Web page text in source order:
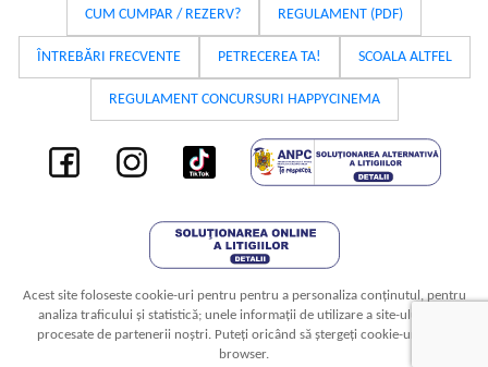
CUM CUMPAR / REZERV? REGULAMENT (PDF)
ÎNTREBĂRI FRECVENTE PETRECEREA TA! SCOALA ALTFEL
REGULAMENT CONCURSURI HAPPYCINEMA
Acest site foloseste cookie-uri pentru pentru a personaliza conținutul, pentru
analiza traficului și statistică; unele informații de utilizare a site-ului sunt
procesate de partenerii noștri. Puteți oricând să ștergeți cookie-urile din
browser.